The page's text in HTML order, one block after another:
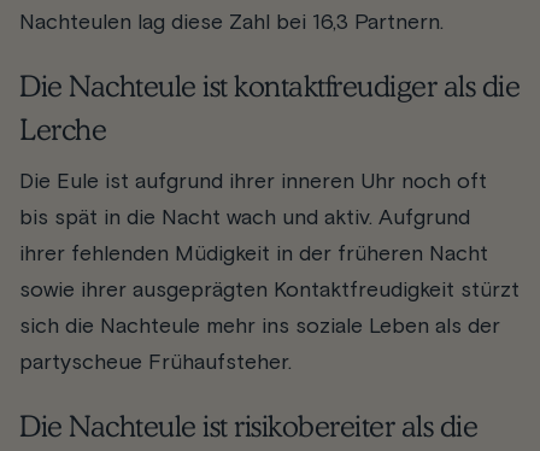
Nachteulen lag diese Zahl bei 16,3 Partnern.
Die Nachteule ist kontaktfreudiger als die
Lerche
Die Eule ist aufgrund ihrer inneren Uhr noch oft
bis spät in die Nacht wach und aktiv. Aufgrund
ihrer fehlenden Müdigkeit in der früheren Nacht
sowie ihrer ausgeprägten Kontaktfreudigkeit stürzt
sich die Nachteule mehr ins soziale Leben als der
partyscheue Frühaufsteher.
Die Nachteule ist risikobereiter als die